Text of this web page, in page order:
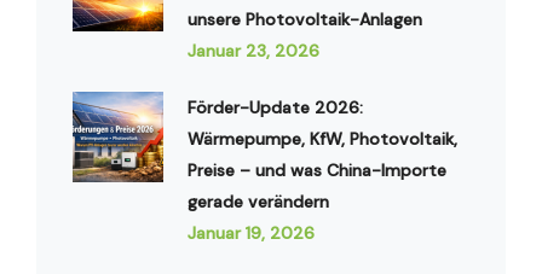
unsere Photovoltaik-Anlagen
Januar 23, 2026
Förder-Update 2026:
Wärmepumpe, KfW, Photovoltaik,
Preise – und was China-Importe
gerade verändern
Januar 19, 2026